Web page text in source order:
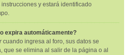
instrucciones y estará identificado
expira automáticamente?
cuando ingresa al foro, sus datos se
que se elimina al salir de la página o al